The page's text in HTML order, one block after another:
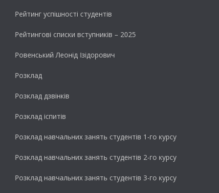
Рейтинг успішності студентів
Рейтингові списки вступників – 2025
Ровенський Леонід Ізідорович
Розклад
Розклад дзвінків
Розклад іспитів
Розклад навчальних занять студентів 1-го курсу
Розклад навчальних занять студентів 2-го курсу
Розклад навчальних занять студентів 3-го курсу